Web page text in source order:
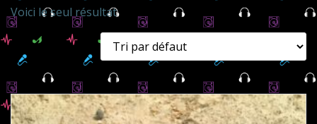
Voici le seul résultat